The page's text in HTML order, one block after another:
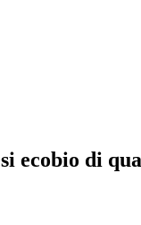
ecobio di